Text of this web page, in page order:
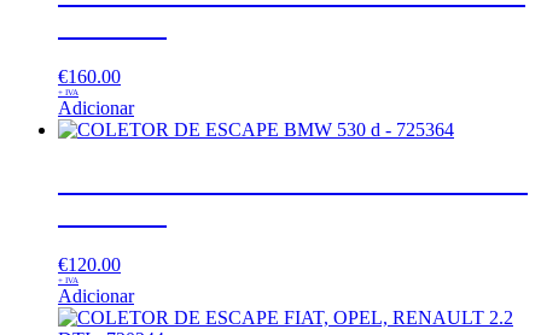
€160.00
+ IVA
Adicionar
€120.00
+ IVA
Adicionar